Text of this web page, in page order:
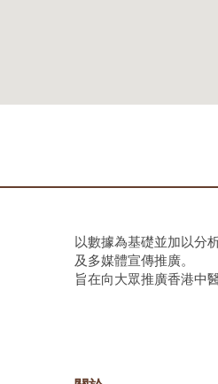
以數據為基礎並加以分
及多媒體宣傳推廣。
旨在向大眾推廣香港中